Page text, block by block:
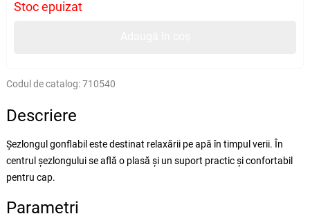
Stoc epuizat
Codul de catalog:710540
Descriere
Șezlongul gonflabil este destinat relaxării pe apă în timpul verii. În
centrul șezlongului se află o plasă și un suport practic și confortabil
pentru cap.
Parametri